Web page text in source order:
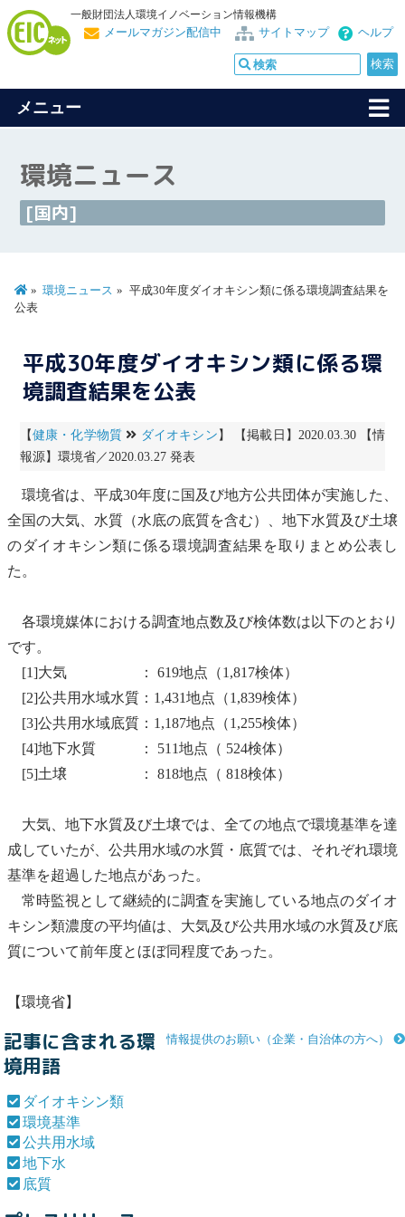
一般財団法人環境イノベーション情報機構
ヘルプ
サイトマップ
メールマガジン配信中
メニュー
環境ニュース
[国内]
環境ニュース
平成30年度ダイオキシン類に係る環境調査結果を
公表
平成30年度ダイオキシン類に係る環
境調査結果を公表
【健康・化学物質 ダイオキシン 】 【掲載日】2020.03.30 【情
報源】環境省／2020.03.27 発表
環境省は、平成30年度に国及び地方公共団体が実施した、
全国の大気、水質（水底の底質を含む）、 地下水質及び土壌
のダイオキシン類に係る環境調査結果を取りまとめ公表し
た。
各環境媒体における調査地点数及び検体数は以下のとおり
です。
[1]大気 ： 619地点（1,817検体）
[2]公共用水域水質：1,431地点（1,839検体）
[3]公共用水域底質 ：1,187地点（1,255検体）
[4]地下水質 ： 511地点（ 524検体）
[5]土壌 ： 818地点（ 818検体）
大気、 地下水質及び土壌では、全ての地点で環境基準を達
成していたが、 公共用水域の水質・ 底質では、それぞれ環境
基準を超過した地点があった。
常時監視として継続的に調査を実施している地点のダイオ
キシン類濃度の平均値は、大気及び公共用水域の水質及び底
質について前年度とほぼ同程度であった。
【環境省】
情報提供のお願い（企業・自治体の方へ）
記事に含まれる環
境用語
ダイオキシン類
環境基準
公共用水域
地下水
底質